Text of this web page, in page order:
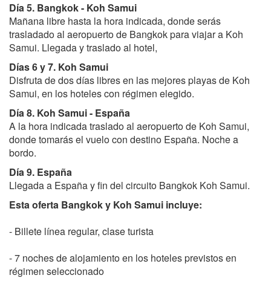
Día 5. Bangkok - Koh Samui
Mañana libre hasta la hora indicada, donde serás
trasladado al aeropuerto de Bangkok para viajar a Koh
Samui. Llegada y traslado al hotel,
Días 6 y 7. Koh Samui
Disfruta de dos días libres en las mejores playas de Koh
Samui, en los hoteles con régimen elegido.
Día 8. Koh Samui - España
A la hora indicada traslado al aeropuerto de Koh Samui,
donde tomarás el vuelo con destino España. Noche a
bordo.
Día 9. España
Llegada a España y fin del circuito Bangkok Koh Samui.
Esta oferta Bangkok y Koh Samui incluye:
- Billete línea regular, clase turista
- 7 noches de alojamiento en los hoteles previstos en
régimen seleccionado